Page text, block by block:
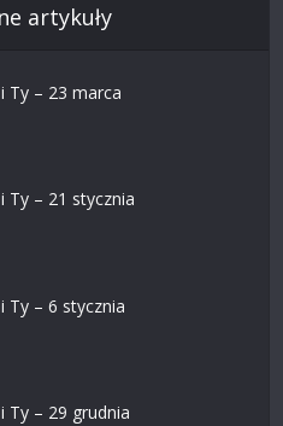
artykuły
Ty – 23 marca
Ty – 21 stycznia
Ty – 6 stycznia
Ty – 29 grudnia